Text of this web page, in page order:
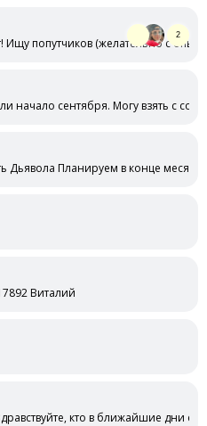
Ищу попутчиков (желательно с
2
начало сентября. Могу взять с
Планируем в конце
Виталий
кто в ближайшие дни